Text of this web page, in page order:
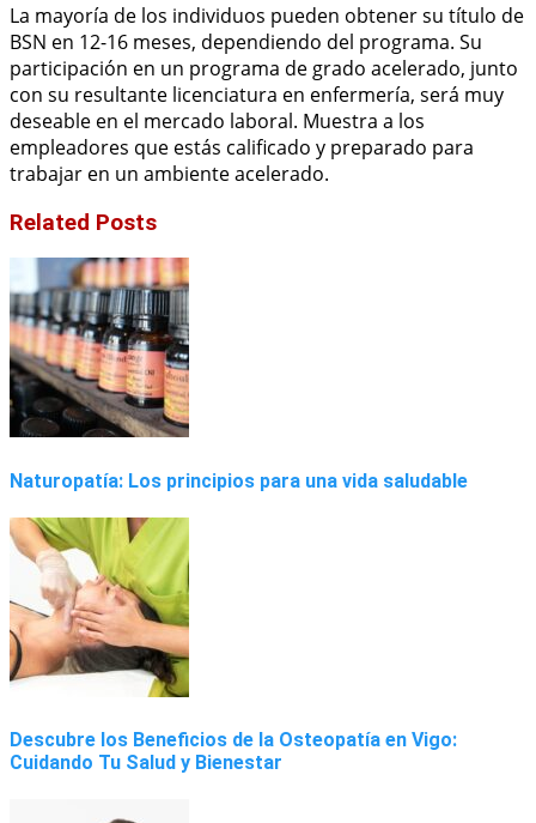
La mayoría de los individuos pueden obtener su título de
BSN en 12-16 meses, dependiendo del programa. Su
participación en un programa de grado acelerado, junto
con su resultante licenciatura en enfermería, será muy
deseable en el mercado laboral. Muestra a los
empleadores que estás calificado y preparado para
trabajar en un ambiente acelerado.
Related Posts
Naturopatía: Los principios para una vida saludable
Descubre los Beneficios de la Osteopatía en Vigo:
Cuidando Tu Salud y Bienestar